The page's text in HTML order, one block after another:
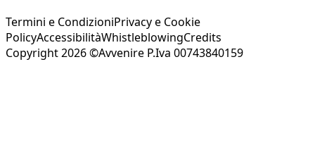
Termini e CondizioniPrivacy e Cookie
PolicyAccessibilitàWhistleblowingCredits
Copyright 2026 ©Avvenire P.Iva 00743840159